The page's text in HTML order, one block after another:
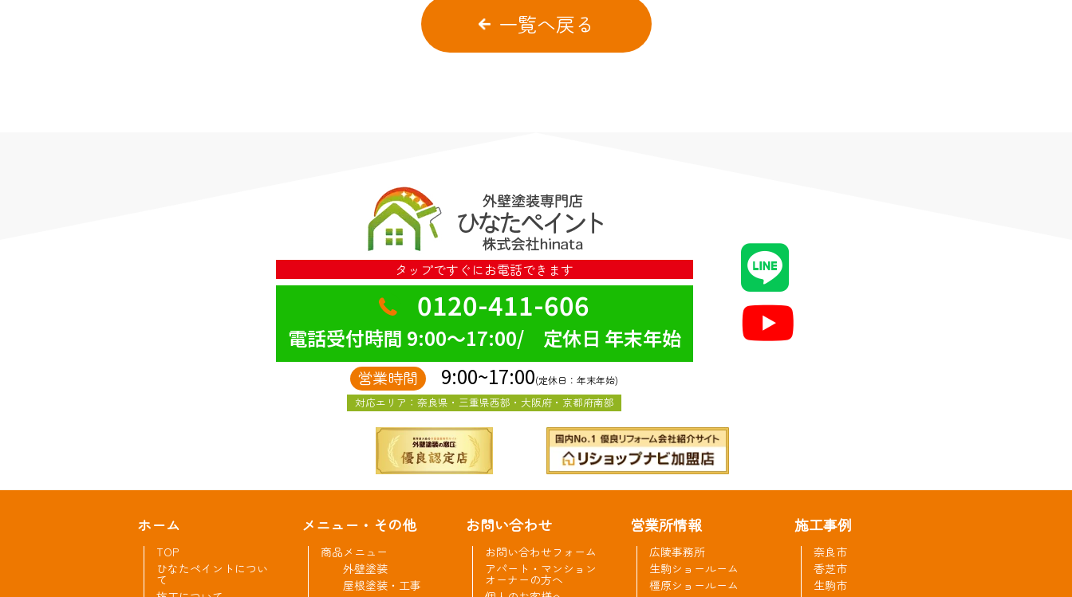
一覧へ戻る
タップですぐにお電話できます
0120-411-606
電話受付時間 9:00～17:00/ 定休日 年末年始
営業時間 9:00~17:00(定休日：年末年始)
対応エリア：奈良県・三重県西部・大阪府・京都府南部
ホーム
TOP
ひなたペイントについ
て
メニュー・その他
商品メニュー
外壁塗装
屋根塗装・工事
お問い合わせ
お問い合わせフォーム
アパート・マンション
オーナーの方へ
営業所情報
広陵事務所
生駒ショールーム
橿原ショールーム
施工事例
奈良市
香芝市
生駒市